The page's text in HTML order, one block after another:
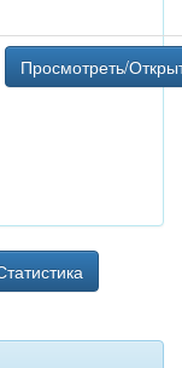
Просмотреть/